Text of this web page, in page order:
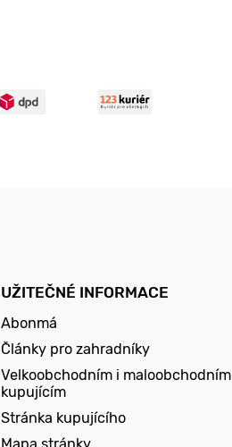
UŽITEČNÉ INFORMACE
Abonmá
Články pro zahradníky
Velkoobchodním i maloobchodním
kupujícím
Stránka kupujícího